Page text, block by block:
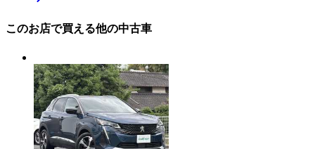
このお店で買える他の中古車